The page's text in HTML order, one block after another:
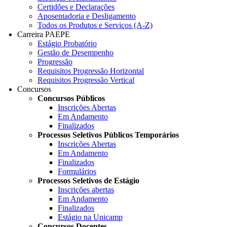
Certidões e Declarações
Aposentadoria e Desligamento
Todos os Produtos e Serviços (A-Z)
Carreira PAEPE
Estágio Probatório
Gestão de Desempenho
Progressão
Requisitos Progressão Horizontal
Requisitos Progressão Vertical
Concursos
Concursos Públicos
Inscrições Abertas
Em Andamento
Finalizados
Processos Seletivos Públicos Temporários
Inscrições Abertas
Em Andamento
Finalizados
Formulários
Processos Seletivos de Estágio
Inscrições abertas
Em Andamento
Finalizados
Estágio na Unicamp